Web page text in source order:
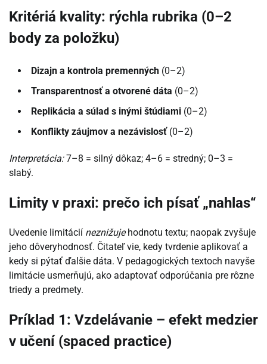
Kritériá kvality: rýchla rubrika (0–2
body za položku)
Dizajn a kontrola premenných (0–2)
Transparentnosť a otvorené dáta (0–2)
Replikácia a súlad s inými štúdiami (0–2)
Konflikty záujmov a nezávislosť(0–2)
Interpretácia:7–8 = silný dôkaz; 4–6 = stredný; 0–3 =
slabý.
Limity v praxi: prečo ich písať „nahlas“
Uvedenie limitácií neznižujehodnotu textu; naopak zvyšuje
jeho dôveryhodnosť. Čitateľ vie, kedy tvrdenie aplikovať a
kedy si pýtať ďalšie dáta. V pedagogických textoch navyše
limitácie usmerňujú, ako adaptovať odporúčania pre rôzne
triedy a predmety.
Príklad 1: Vzdelávanie – efekt medzier
v učení (spaced practice)